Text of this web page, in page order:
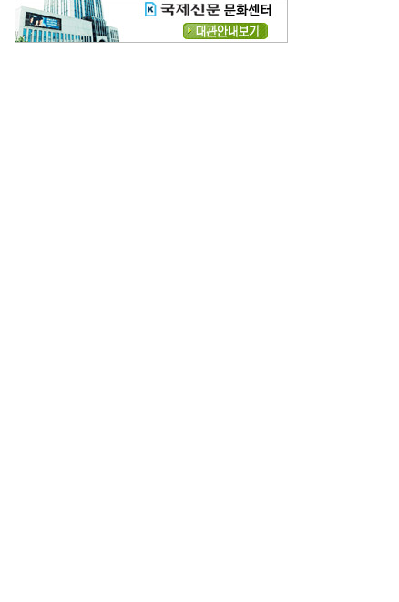
데스크시각[전체보기]
물은 행정구역 경계를 따라 흐르지 않는다